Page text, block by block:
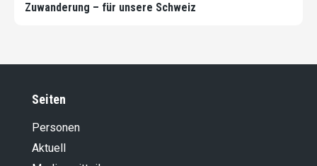
Zuwanderung – für unsere Schweiz
Seiten
Personen
Aktuell